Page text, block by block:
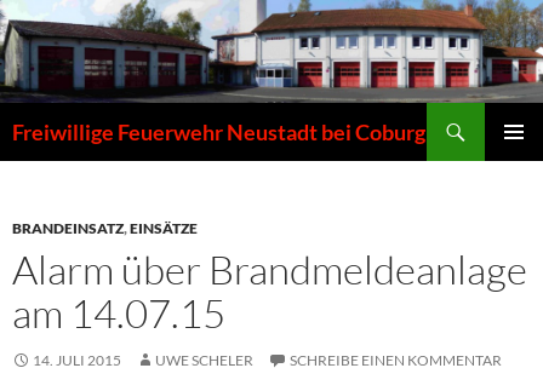
Zum
Inhalt
springen
Freiwillige Feuerwehr Neustadt bei Coburg
BRANDEINSATZ,EINSÄTZE
Alarm über Brandmeldeanlage
am 14.07.15
14. JULI 2015 UWE SCHELER SCHREIBE EINEN KOMMENTAR